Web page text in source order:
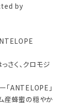
by
く、クロモジ
「ANTELOPE」
産蜂蜜の穏やか